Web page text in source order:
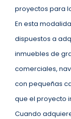
proyectos para
En esta
dispuestos a
inmuebles de
comerciales,
con pequeñas
que el proyecto
Cuando